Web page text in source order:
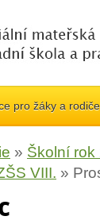
pro žáky a rodiče
» Školní rok
VIII. »